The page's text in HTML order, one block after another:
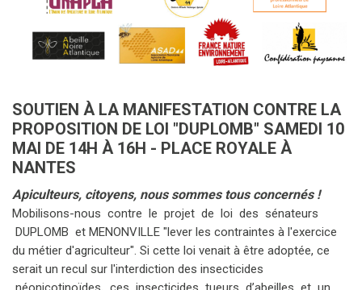
SOUTIEN À LA MANIFESTATION CONTRE LA
PROPOSITION DE LOI "DUPLOMB" SAMEDI 10
MAI DE 14H À 16H - PLACE ROYALE À
NANTES
Apiculteurs, citoyens, nous sommes tous concernés !
Mobilisons-nous contre le projet de loi des sénateurs
DUPLOMB et MENONVILLE "lever les contraintes à l'exercice
du métier d'agriculteur". Si cette loi venait à être adoptée, ce
serait un recul sur l'interdiction des insecticides